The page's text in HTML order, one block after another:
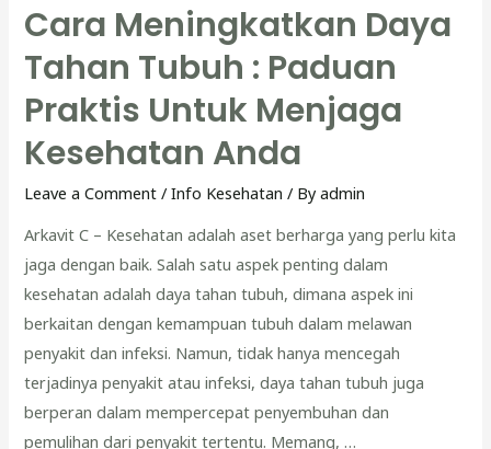
Cara Meningkatkan Daya
Tahan Tubuh : Paduan
Praktis Untuk Menjaga
Kesehatan Anda
Leave a Comment /Info Kesehatan / Byadmin
Arkavit C – Kesehatan adalah aset berharga yang perlu kita
jaga dengan baik. Salah satu aspek penting dalam
kesehatan adalah daya tahan tubuh, dimana aspek ini
berkaitan dengan kemampuan tubuh dalam melawan
penyakit dan infeksi. Namun, tidak hanya mencegah
terjadinya penyakit atau infeksi, daya tahan tubuh juga
berperan dalam mempercepat penyembuhan dan
pemulihan dari penyakit tertentu. Memang, …